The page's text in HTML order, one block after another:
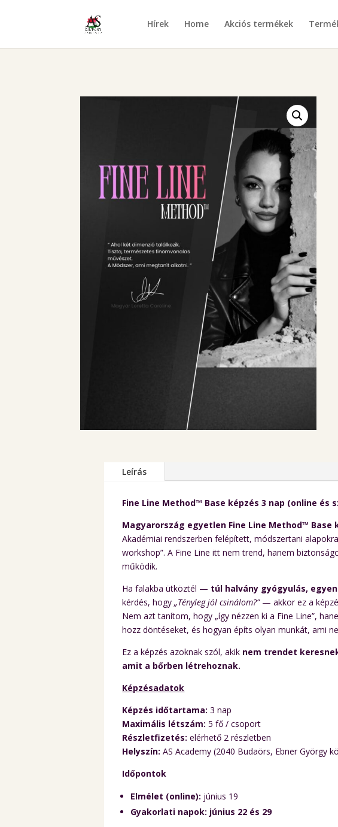
Hírek Home Akciós termékek
Leírás
Fine Line Method™ Base képzés 3 nap (online és
Magyarország egyetlen Fine Line Method™ Base
Akadémiai rendszerben felépített, módszertani
workshop”. A Fine Line itt nem trend, hanem
működik.
Ha falakba ütköztél — túl halvány gyógyulás,
kérdés, hogy„Tényleg jól csinálom?”— akkor ez a
Nem azt tanítom, hogy „így nézzen ki a Fine Line”,
hozz döntéseket, és hogyan építs olyan munkát, ami
Ez a képzés azoknak szól, akik nem trendet
amit a bőrben létrehoznak.
Képzésadatok
Képzés időtartama:3 nap
Maximális létszám: 5 fő / csoport
Részletfizetés: elérhető 2 részletben
Helyszín: AS Academy (2040 Budaörs, Ebner György
Időpontok
Elmélet (online): június 19
Gyakorlati napok: június 22 és 29